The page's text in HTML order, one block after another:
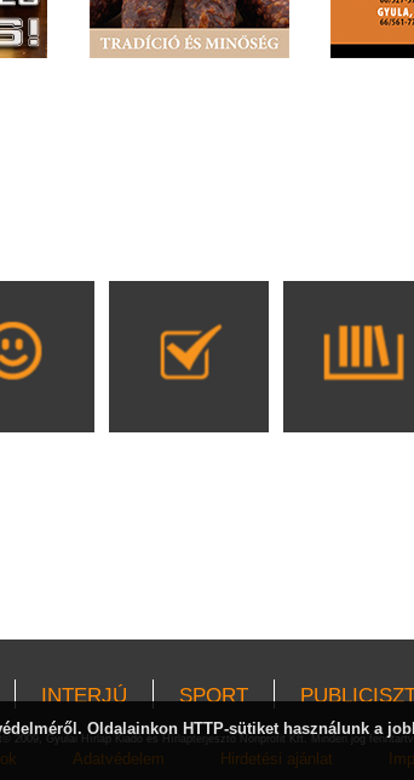
INTERJÚ SPORT
2009, Gyulai Hírlap Kiadó és Hírlapterjesztő Nonprofit Kft. Minden jog
Adatvédelem Hirdetési ajánlat
Oldalainkon HTTP-sütiket használunk a